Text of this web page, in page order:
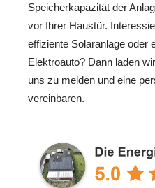
Speicherkapazität der
vor Ihrer Haustür.
effiziente Solaranlage oder
Elektroauto? Dann laden
uns zu melden und eine
vereinbaren.